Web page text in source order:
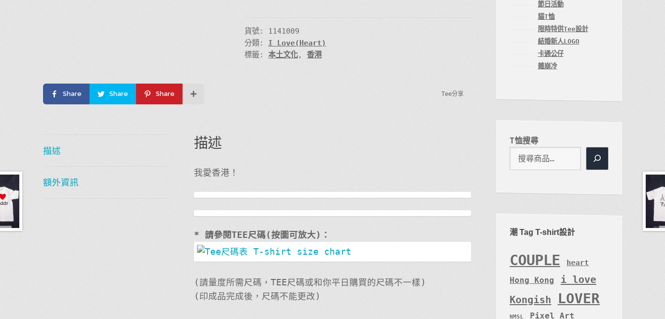
2
數
量
貨號: 1141009
分類: I Love(Heart)
標籤: 本土文化, 香港
Share Share Share Tee分享
描述
額外資訊
描述
我愛香港！
* 請參閱TEE尺碼(按圖可放大)：
(請量度所需尺碼，TEE尺碼或和你平日購買的尺碼不一樣)
(印成品完成後，尺碼不能更改)
節日活動
貓T恤
限時特供Tee設計
結婚新人LOGO
卡通公仔
雜崩冷
T恤搜尋
潮 Tag T-shirt設計
COUPLE heart
Hong Kong
i love
Kongish
LOVER
NMSL
Pixel Art